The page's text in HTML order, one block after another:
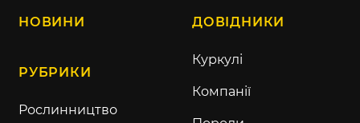
НОВИНИ
РУБРИКИ
Рослинництво
ДОВІДНИКИ
Куркулі
Компанії